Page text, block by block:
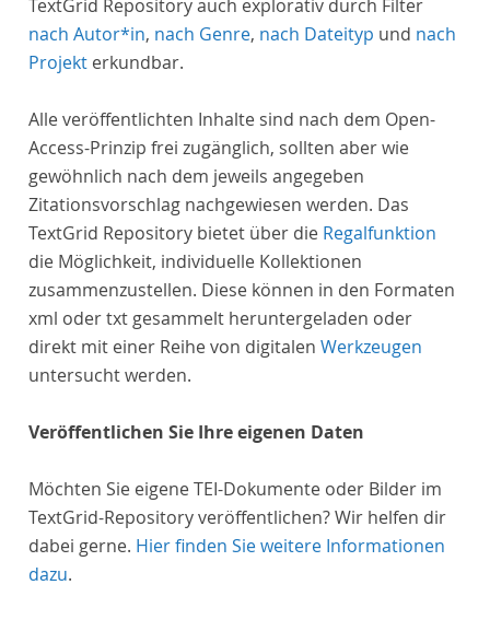
TextGrid Repository auch explorativ durch Filter
nach Autor*in, nach Genre, nach Dateityp und nach
Projekt erkundbar.
Alle veröffentlichten Inhalte sind nach dem Open-
Access-Prinzip frei zugänglich, sollten aber wie
gewöhnlich nach dem jeweils angegeben
Zitationsvorschlag nachgewiesen werden. Das
TextGrid Repository bietet über die Regalfunktion
die Möglichkeit, individuelle Kollektionen
zusammenzustellen. Diese können in den Formaten
xml oder txt gesammelt heruntergeladen oder
direkt mit einer Reihe von digitalen Werkzeugen
untersucht werden.
Veröffentlichen Sie Ihre eigenen Daten
Möchten Sie eigene TEI-Dokumente oder Bilder im
TextGrid-Repository veröffentlichen? Wir helfen dir
dabei gerne. Hier finden Sie weitere Informationen
dazu.